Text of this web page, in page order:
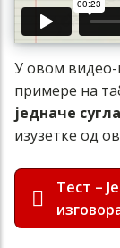
У овом видео-
примере на
једначе
изузетке од
Тест –